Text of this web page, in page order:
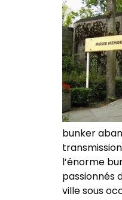
bunker
l’énorme
passionnés
ville sous